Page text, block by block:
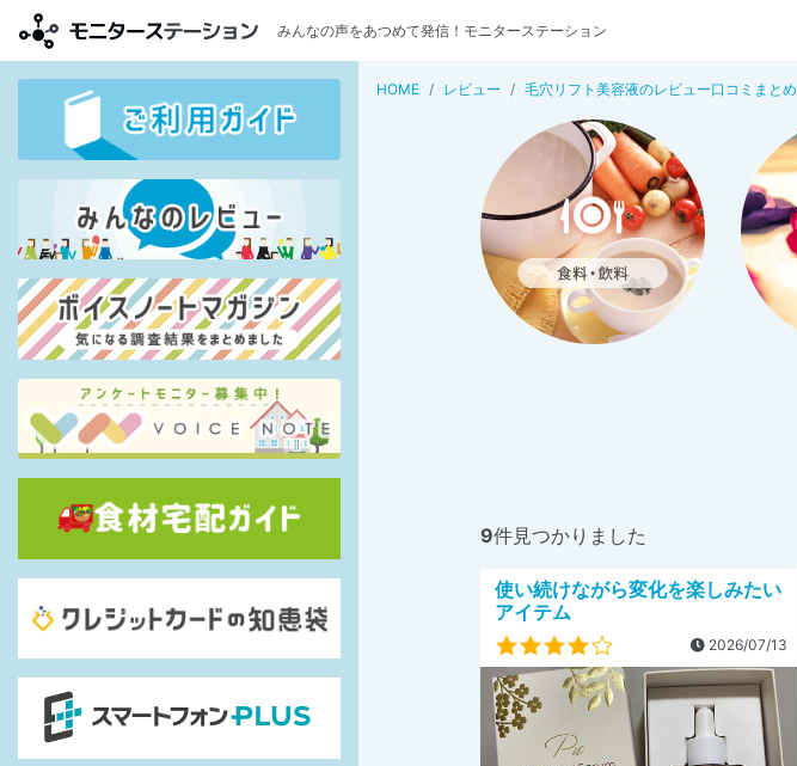
みんなの声をあつめて発信！モニターステーション
HOME レビュー 毛穴リフト美容液のレビュー口コミまとめ
9件見つかりました
使い続けながら変化を楽しみたい
アイテム
2026/07/13